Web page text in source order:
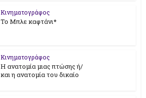
Κινηματογράφος
Το Μπλε καφτάνι*
Κινηματογράφος
Η ανατομία μιας πτώσης ή/
και η ανατομία του δικαίο